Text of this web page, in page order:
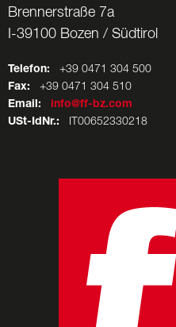
Brennerstraße 7a
I-39100 Bozen / Südtirol
Telefon: +39 0471 304 500
Fax: +39 0471 304 510
Email:
info@ff-bz.com
USt-IdNr.: IT00652330218